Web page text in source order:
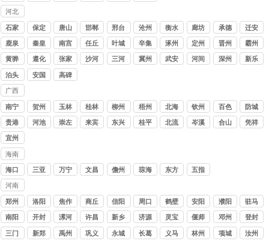
河北
讨债
公司
石家
庄
保定 唐山 邯郸 邢台 沧州 衡水 廊坊 承德 迁安
鹿泉
秦皇
岛
南宫 任丘 叶城 辛集 涿州 定州 晋州 霸州
黄骅 遵化
张家
口
沙河 三河 冀州 武安 河间 深州 新乐
泊头 安国
高碑
广西
讨债
公司
南宁 贺州 玉林 桂林 柳州 梧州 北海 钦州 百色
防城
港
贵港 河池 崇左 来宾 东兴 桂平 北流 岑溪 合山 凭祥
宜州
海南
讨债
公司
海口 三亚 万宁 文昌 儋州 琼海 东方
五指
河南
讨债
公司
郑州 洛阳 焦作 商丘 信阳 周口 鹤壁 安阳 濮阳
驻马
店
南阳 开封 漯河 许昌 新乡 济源 灵宝 偃师 邓州 登封
三门
新郑 禹州 巩义 永城 长葛 义马 林州 项城 汝州